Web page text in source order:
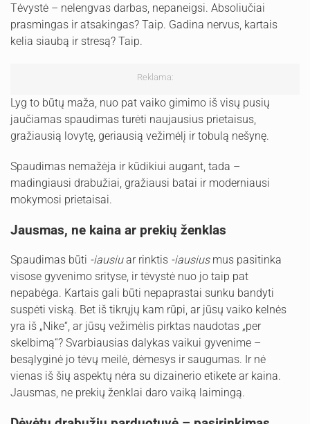
Tėvystė – nelengvas darbas, nepaneigsi. Absoliučiai
prasmingas ir atsakingas? Taip. Gadina nervus, kartais
kelia siaubą ir stresą? Taip.
Reklama:
Lyg to būtų maža, nuo pat vaiko gimimo iš visų pusių
jaučiamas spaudimas turėti naujausius prietaisus,
gražiausią lovytę, geriausią vežimėlį ir tobulą nešynę.
Spaudimas nemažėja ir kūdikiui augant, tada –
madingiausi drabužiai, gražiausi batai ir moderniausi
mokymosi prietaisai.
Jausmas, ne kaina ar prekių ženklas
Spaudimas būti -iausiuar rinktis -iausiusmus pasitinka
visose gyvenimo srityse, ir tėvystė nuo jo taip pat
nepabėga. Kartais gali būti nepaprastai sunku bandyti
suspėti viską. Bet iš tikrųjų kam rūpi, ar jūsų vaiko kelnės
yra iš „Nike“, ar jūsų vežimėlis pirktas naudotas „per
skelbimą“? Svarbiausias dalykas vaikui gyvenime –
besąlyginė jo tėvų meilė, dėmesys ir saugumas. Ir nė
vienas iš šių aspektų nėra su dizainerio etikete ar kaina.
Jausmas, ne prekių ženklai daro vaiką laimingą.